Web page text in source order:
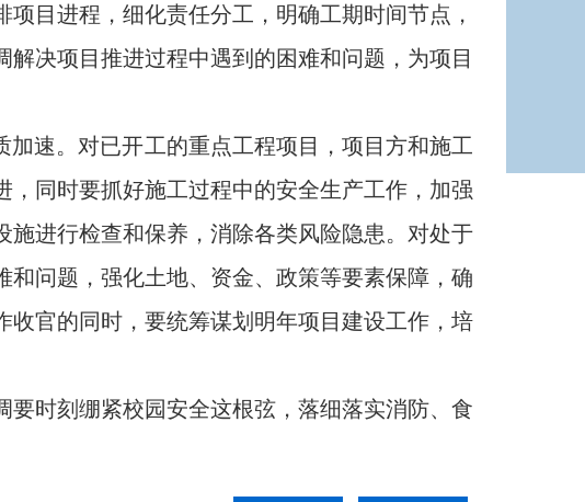
目进程，细化责任分工，明确工期时间节点，
决项目推进过程中遇到的困难和问题，为项目
速。对已开工的重点工程项目，项目方和施工
同时要抓好施工过程中的安全生产工作，加强
进行检查和保养，消除各类风险隐患。对处于
问题，强化土地、资金、政策等要素保障，确
官的同时，要统筹谋划明年项目建设工作，培
时刻绷紧校园安全这根弦，落细落实消防、食